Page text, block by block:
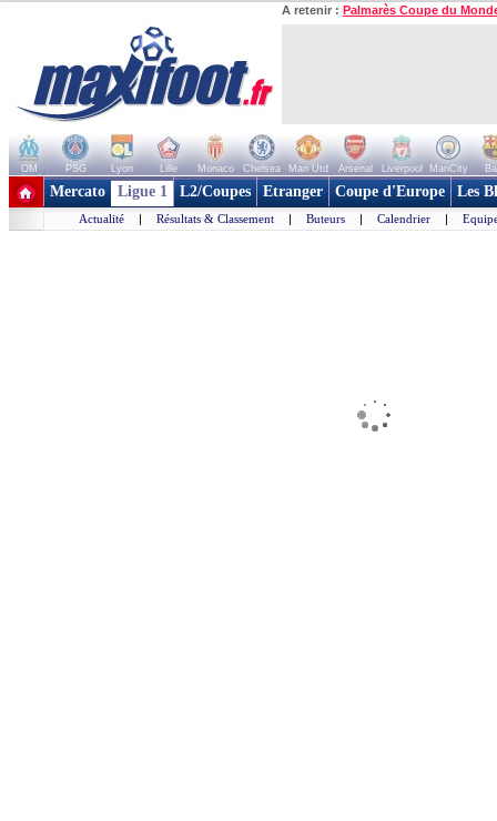
A retenir : Palmarès Coupe du
OM PSG Lyon Lille Monaco Chelsea Man Utd Arsenal Liverpool ManCity
+ de clubs
Mercato Ligue 1 L2/Coupes Etranger Coupe d'Europe Les
Actualité | Résultats & Classement | Buteurs | Calendrier |